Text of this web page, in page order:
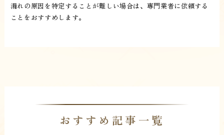
漏れの原因を特定することが難しい場合は、専門業者に依頼する
ことをおすすめします。
おすすめ記事一覧